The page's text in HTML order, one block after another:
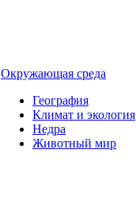
Окружающая среда
География
Климат и экология
Недра
Животный мир